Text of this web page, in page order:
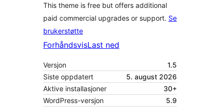
This theme is free but offers additional
paid commercial upgrades or support. Se
brukerstøtte
ForhåndsvisLast ned
Versjon
1.5
Siste oppdatert
5. august 2026
Aktive installasjoner
30+
WordPress-versjon
5.9